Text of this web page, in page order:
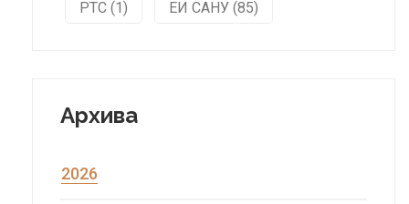
РТС (1) ЕИ САНУ (85)
Архива
2026